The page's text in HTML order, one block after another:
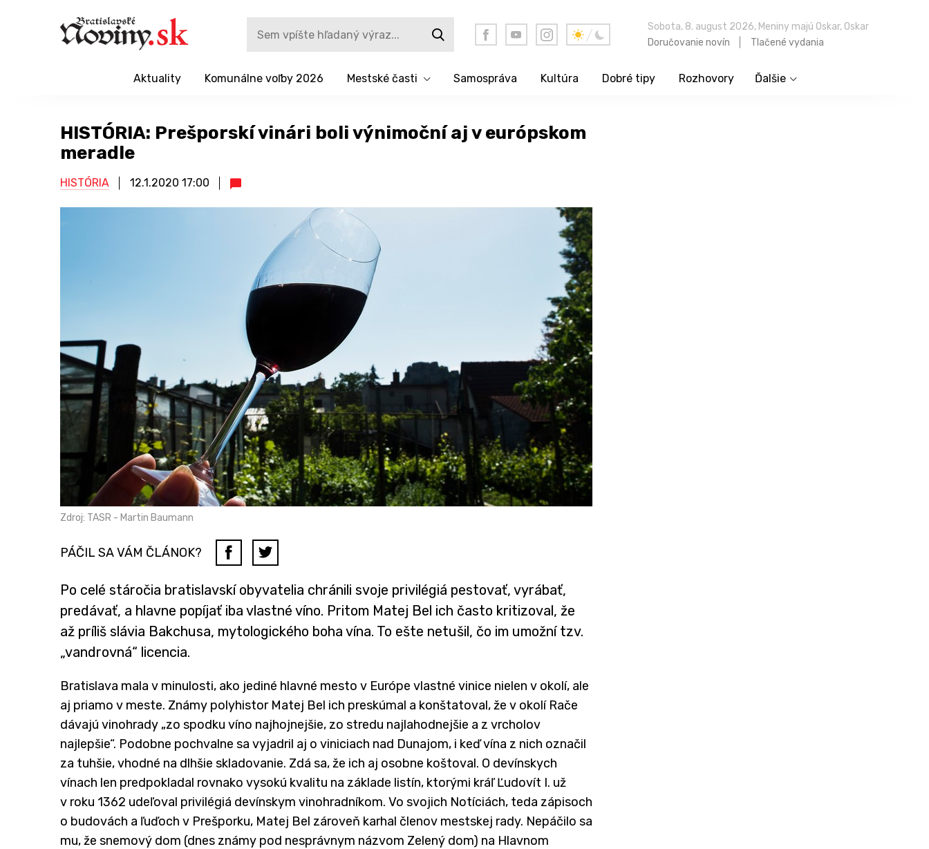
Sobota, 8. august 2026, Meniny majú Oskar, Oskar
Doručovanie novín
Tlačené vydania
Aktuality Komunálne voľby 2026 Mestské časti Samospráva Kultúra Dobré tipy Rozhovory Ďalšie
HISTÓRIA: Prešporskí vinári boli výnimoční aj v európskom
meradle
HISTÓRIA 12.1.2020 17:00
Zdroj: TASR - Martin Baumann
PÁČIL SA VÁM ČLÁNOK?
Po celé stáročia bratislavskí obyvatelia chránili svoje privilégiá pestovať, vyrábať,
predávať, a hlavne popíjať iba vlastné víno. Pritom Matej Bel ich často kritizoval, že
až príliš slávia Bakchusa, mytologického boha vína. To ešte netušil, čo im umožní tzv.
„vandrovná“ licencia.
Bratislava mala v minulosti, ako jediné hlavné mesto v Európe vlastné vinice nielen v okolí, ale
aj priamo v meste. Známy polyhistor Matej Bel ich preskúmal a konštatoval, že v okolí Rače
dávajú vinohrady „zo spodku víno najhojnejšie, zo stredu najlahodnejšie a z vrcholov
najlepšie“. Podobne pochvalne sa vyjadril aj o viniciach nad Dunajom, i keď vína z nich označil
za tuhšie, vhodné na dlhšie skladovanie. Zdá sa, že ich aj osobne koštoval. O devínskych
vínach len predpokladal rovnako vysokú kvalitu na základe listín, ktorými kráľ Ľudovít I. už
v roku 1362 udeľoval privilégiá devínskym vinohradníkom. Vo svojich Notíciách, teda zápisoch
o budovách a ľuďoch v Prešporku, Matej Bel zároveň karhal členov mestskej rady. Nepáčilo sa
mu, že snemový dom (dnes známy pod nesprávnym názvom Zelený dom) na Hlavnom